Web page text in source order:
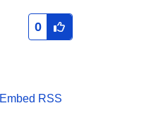
0
Embed RSS